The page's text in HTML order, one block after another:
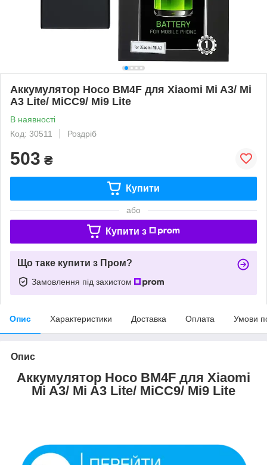
Аккумулятор Hoco BM4F для Xiaomi Mi A3/ Mi
A3 Lite/ MiCC9/ Mi9 Lite
В наявності
Код: 30511
Роздріб
503 ₴
Купити
або
Купити з
Що таке купити з Пром?
Замовлення під захистом
Опис Характеристики Доставка Оплата Умови
Опис
Аккумулятор Hoco BM4F для Xiaomi
Mi A3/ Mi A3 Lite/ MiCC9/ Mi9 Lite